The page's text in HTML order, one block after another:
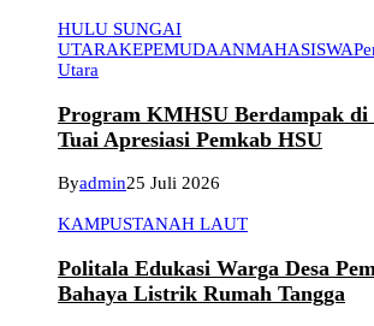
HULU SUNGAI
UTARAKEPEMUDAANMAHASISWA
Utara
Program KMHSU Berdampak di
Tuai Apresiasi Pemkab HSU
Byadmin25 Juli 2026
KAMPUSTANAH LAUT
Politala Edukasi Warga Desa
Bahaya Listrik Rumah Tangga